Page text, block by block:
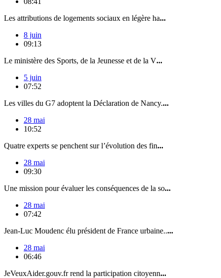
Les attributions de logements sociaux en légère ha...
8 juin
09:13
Le ministère des Sports, de la Jeunesse et de la V...
5 juin
07:52
Les villes du G7 adoptent la Déclaration de Nancy....
28 mai
10:52
Quatre experts se penchent sur l’évolution des fin...
28 mai
09:30
Une mission pour évaluer les conséquences de la so...
28 mai
07:42
Jean-Luc Moudenc élu président de France urbaine.....
28 mai
06:46
JeVeuxAider.gouv.fr rend la participation citoyenn...